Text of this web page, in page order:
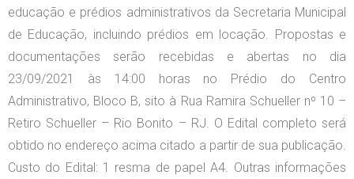
educação e prédios administrativos da Secretaria Municipal
de Educação, incluindo prédios em locação. Propostas e
documentações serão recebidas e abertas no dia
23/09/2021 às 14:00 horas no Prédio do Centro
Administrativo, Bloco B, sito à Rua Ramira Schueller nº 10 –
Retiro Schueller – Rio Bonito – RJ. O Edital completo será
obtido no endereço acima citado a partir de sua publicação.
Custo do Edital: 1 resma de papel A4. Outras informações